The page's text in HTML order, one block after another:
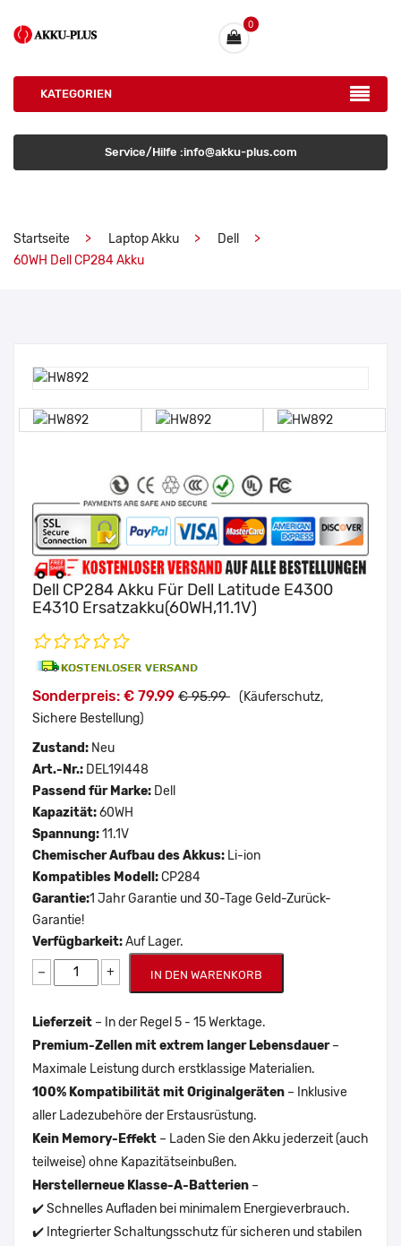
0
KATEGORIEN
Service/Hilfe :info@akku-plus.com
Startseite Laptop Akku
Dell
60WH Dell CP284 Akku
Dell CP284 Akku Für Dell Latitude E4300
E4310 Ersatzakku(60WH,11.1V)
Sonderpreis: € 79.99 € 95.99 (Käuferschutz,
Sichere Bestellung)
Zustand: Neu
Art.-Nr.: DEL19I448
Passend für Marke: Dell
Kapazität:60WH
Spannung:11.1V
Chemischer Aufbau des Akkus: Li-ion
Kompatibles Modell:CP284
Garantie:1 Jahr Garantie und 30-Tage Geld-Zurück-
Garantie!
Verfügbarkeit:Auf Lager.
− + IN DEN WARENKORB
Lieferzeit – In der Regel 5 - 15 Werktage.
Premium-Zellen mit extrem langer Lebensdauer–
Maximale Leistung durch erstklassige Materialien.
100% Kompatibilität mit Originalgeräten – Inklusive
aller Ladezubehöre der Erstausrüstung.
Kein Memory-Effekt – Laden Sie den Akku jederzeit (auch
teilweise) ohne Kapazitätseinbußen.
Herstellerneue Klasse-A-Batterien –
✔️ Schnelles Aufladen bei minimalem Energieverbrauch.
✔️ Integrierter Schaltungsschutz für sicheren und stabilen